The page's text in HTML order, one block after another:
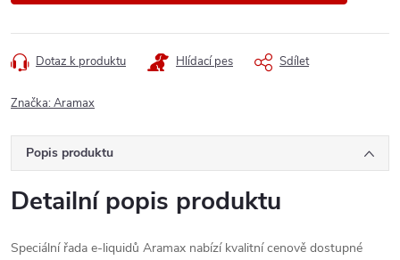
Dotaz k produktu Hlídací pes Sdílet
Značka:Aramax
Popis produktu
Detailní popis produktu
Speciální řada e-liquidů Aramax nabízí kvalitní cenově dostupné